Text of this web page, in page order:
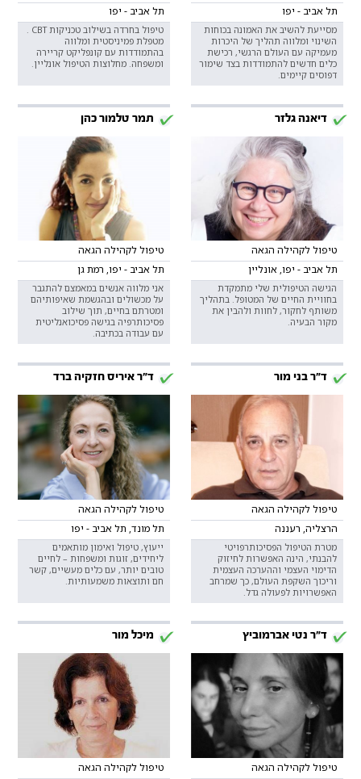
תל אביב - יפו
מסייעת להשיב את האמונה בכוחות
השינוי ומלווה תהליך של היכרות
מעמיקה עם העולם הרגשי, רכישת
כלים חדשים להתמודדות בצד שימור
דפוסים קיימים.
תל אביב - יפו
טיפול בחרדה בשילוב טכניקות CBT .
מטפלת פמיניסטית ומלווה
בהתמודדות עם קונפליקט קריירה
ומשפחה. מחלוצות הטיפול אונליין.
דיאנה גלזר
טיפול לקהילה הגאה
תל אביב - יפו, אונליין
הגישה הטיפולית שלי מתמקדת
בחוויית החיים של המטופל. בתהליך
משותף לחקור, לחוות ולהבין את
מקור הבעיה.
תמר טלמור כהן
טיפול לקהילה הגאה
תל אביב - יפו, רמת גן
אני מלווה אנשים במאמצם להתגבר
על מכשולים ובהגשמת שאיפותיהם
ומטרתם בחיים, תוך שילוב
פסיכותרפיה בגישה פסיכואנליטית
עם עבודה בכתיבה.
ד"ר בני מור
טיפול לקהילה הגאה
הרצליה, רעננה
מטרת הטיפול הפסיכותרפויטי
להבנתי, הינה האפשרות לחיזוק
הדימוי העצמי וההערכה העצמית
וריכוך השקפת העולם, כך שמרחב
האפשרויות לפעולה גדל.
ד"ר איריס חזקיה ברד
טיפול לקהילה הגאה
תל מונד, תל אביב - יפו
ייעוץ, טיפול ואימון מותאמים
ליחידים, זוגות ומשפחות – לחיים
טובים יותר, עם כלים מעשיים, קשר
חם ותוצאות משמעותיות.
ד"ר נטי אברמוביץ
טיפול לקהילה הגאה
מיכל מור
טיפול לקהילה הגאה